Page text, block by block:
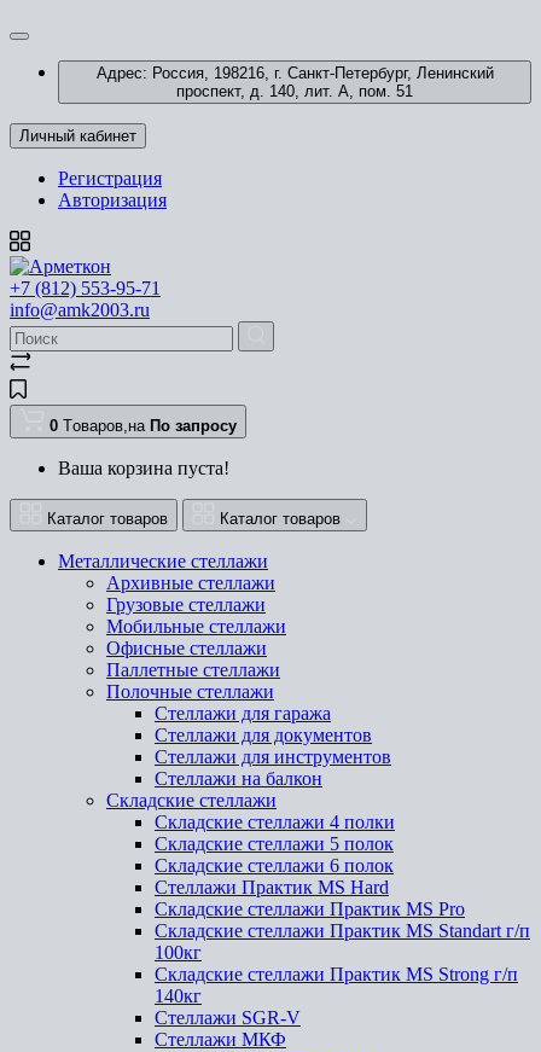
Адрес: Россия, 198216, г. Санкт-Петербург, Ленинский
проспект, д. 140, лит. А, пом. 51
Личный кабинет
Регистрация
Авторизация
+7 (812) 553-95-71
info@amk2003.ru
0 Tоваров,на По запросу
Ваша корзина пуста!
Каталог товаров Каталог товаров
Металлические стеллажи
Архивные стеллажи
Грузовые стеллажи
Мобильные стеллажи
Офисные стеллажи
Паллетные стеллажи
Полочные стеллажи
Стеллажи для гаража
Стеллажи для документов
Стеллажи для инструментов
Стеллажи на балкон
Складские стеллажи
Складские стеллажи 4 полки
Складские стеллажи 5 полок
Складские стеллажи 6 полок
Стеллажи Практик MS Hard
Складские стеллажи Практик MS Pro
Складские стеллажи Практик MS Standart г/п
100кг
Складские стеллажи Практик MS Strong г/п
140кг
Стеллажи SGR-V
Стеллажи МКФ